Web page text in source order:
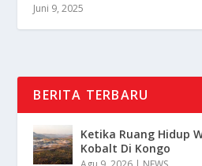
Juni 9, 2025
BERITA TERBARU
Ketika Ruang Hidup
Kobalt Di Kongo